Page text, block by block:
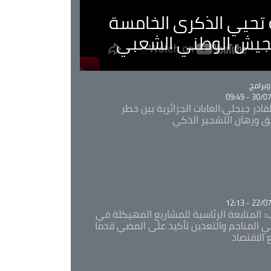
تحيي الذكرى الخامسة
الوطني الشعبي
30/07/
جيجلي:الغابات الجزائرية بين خطر
ورهان التشجير الذكي
22/07/
المتابعة الرئاسية للمشاريع المهيكلة في
المناجم والتعدين تأكيد على المضي قدما
الاقتصاد